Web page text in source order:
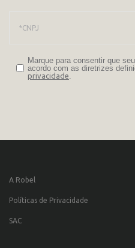
Marque para consentir que
acordo com as diretrizes
privacidade.
A Robel
Políticas de Privacidade
SAC